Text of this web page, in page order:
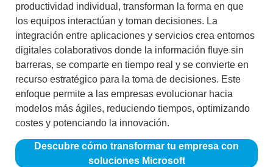
productividad individual, transforman la forma en que
los equipos interactúan y toman decisiones. La
integración entre aplicaciones y servicios crea entornos
digitales colaborativos donde la información fluye sin
barreras, se comparte en tiempo real y se convierte en
recurso estratégico para la toma de decisiones. Este
enfoque permite a las empresas evolucionar hacia
modelos más ágiles, reduciendo tiempos, optimizando
costes y potenciando la innovación.
Descubre cómo transformar tu empresa con
soluciones Microsoft